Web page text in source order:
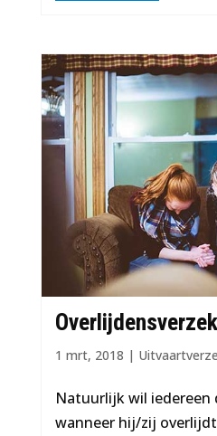
1 mrt, 2018 |
Natuurlijk wil iedereen
wanneer hij/zij